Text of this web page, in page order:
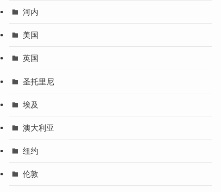
河内
美国
英国
圣托里尼
埃及
澳大利亚
纽约
伦敦